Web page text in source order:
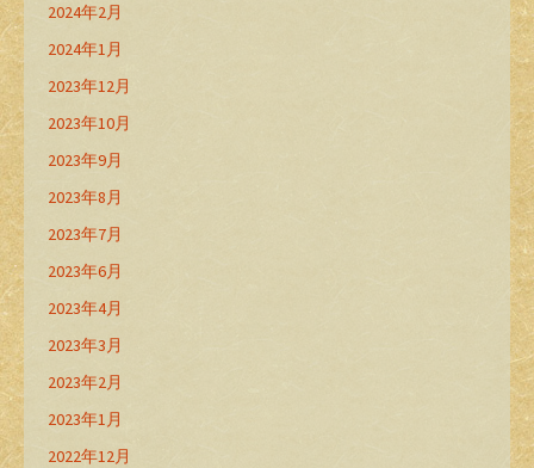
2024年2月
2024年1月
2023年12月
2023年10月
2023年9月
2023年8月
2023年7月
2023年6月
2023年4月
2023年3月
2023年2月
2023年1月
2022年12月